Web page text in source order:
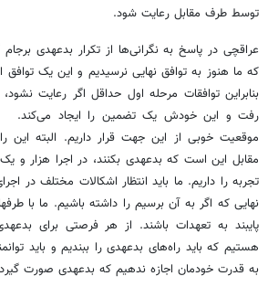
توسط طرف مقابل رعایت شود.
عراقچی در پاسخ به نگرانی‌ها از تکرار بدعهدی
که ما هنوز به توافق نهایی نرسیدیم و این یک
بنابراین توافقات مرحله اول حداقل اگر رعایت
رفت و این خودش یک تضمین را ایجاد می‌کند.
موقعیت خوبی از این جهت قرار داریم. البته
مقابل این است که بدعهدی بکنند، در اجرا هزار و
تجربه را داریم. ما باید انتظار اشکالات مختلف در
نهایی که اگر به آن برسیم را داشته باشیم. ما با
پایبند به تعهدات باشند. از هر فرصتی برای
هستیم که باید راه‌های بدعهدی را ببندیم و باید
به قدرت خودمان اجازه ندهیم که بدعهدی صورت